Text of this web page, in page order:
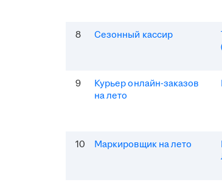
8 Сезонный кассир
9
Курьер онлайн-заказов
на лето
10 Маркировщик на лето